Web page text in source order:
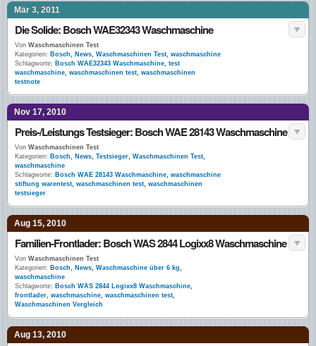
Mär 3, 2011
Die Solide: Bosch WAE32343 Waschmaschine
Von Waschmaschinen Test
Kategorien: Bosch, News, Waschmaschinen Test, waschmaschine
Schlagworte: Bosch WAE32343 Waschmaschine, test
waschmaschine, waschmaschinen test, waschmaschinen
testnote
Nov 17, 2010
Preis-/Leistungs Testsieger: Bosch WAE 28143 Waschmaschine
Von Waschmaschinen Test
Kategorien: Bosch, News, Testsieger, Waschmaschinen Test,
waschmaschine
Schlagworte: Bosch WAE 28143 Waschmaschine, waschmaschine
stiftung warentest, waschmaschinen test, waschmaschinen
testsieger
Aug 15, 2010
Familien-Frontlader: Bosch WAS 2844 Logixx8 Waschmaschine
Von Waschmaschinen Test
Kategorien: Bosch, News, Waschmaschine über 6 kg,
waschmaschine
Schlagworte: Bosch WAS 2844 Logixx8 Waschmaschine,
frontlader, waschmaschine, waschmaschinen test,
Waschmaschinen Vergleich
Aug 13, 2010